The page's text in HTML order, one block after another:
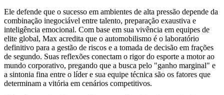
Ele defende que o sucesso em ambientes de alta pressão depende da
combinação inegociável entre talento, preparação exaustiva e
inteligência emocional. Com base em sua vivência em equipes de
elite global, Max acredita que o automobilismo é o laboratório
definitivo para a gestão de riscos e a tomada de decisão em frações
de segundo. Suas reflexões conectam o rigor do esporte a motor ao
mundo corporativo, pregando que a busca pelo "ganho marginal" e
a sintonia fina entre o líder e sua equipe técnica são os fatores que
determinam a vitória em cenários competitivos.